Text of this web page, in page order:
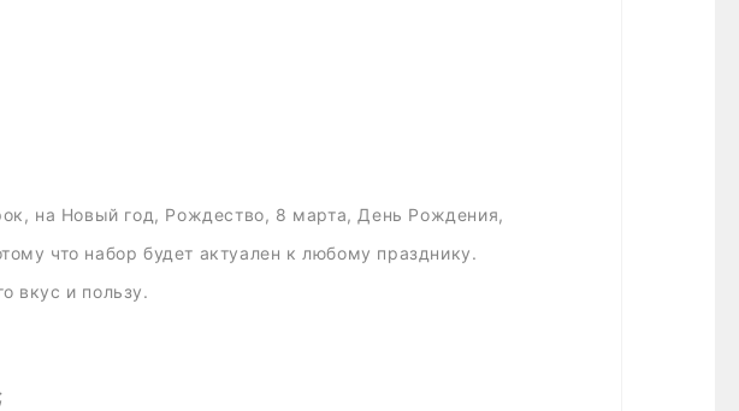
на Новый год, Рождество, 8 марта, День Рождения,
что набор будет актуален к любому празднику.
вкус и пользу.